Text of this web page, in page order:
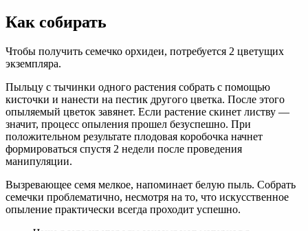
Как собирать
Чтобы получить семечко орхидеи, потребуется 2 цветущих
экземпляра.
Пыльцу с тычинки одного растения собрать с помощью
кисточки и нанести на пестик другого цветка. После этого
опыляемый цветок завянет. Если растение скинет листву —
значит, процесс опыления прошел безуспешно. При
положительном результате плодовая коробочка начнет
формироваться спустя 2 недели после проведения
манипуляции.
Вызревающее семя мелкое, напоминает белую пыль. Собрать
семечки проблематично, несмотря на то, что искусственное
опыление практически всегда проходит успешно.